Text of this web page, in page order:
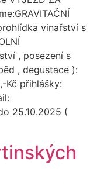
vinařství s
, posezení s
, degustace ):
Kč přihlášky:
25.10.2025 (